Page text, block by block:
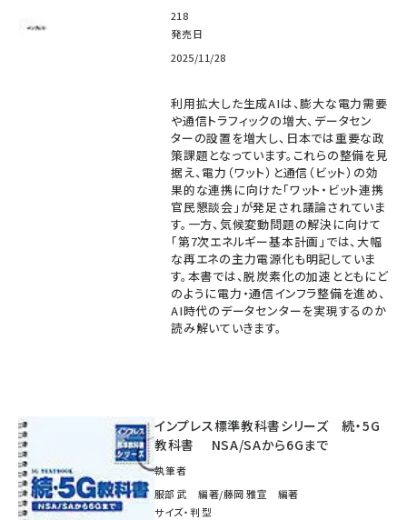
218
発売日
2025/11/28
利用拡大した生成AIは、膨大な電力需要
や通信トラフィックの増大、データセン
ターの設置を増大し、日本では重要な政
策課題となっています。これらの整備を見
据え、電力（ワット）と通信（ビット）の効
果的な連携に向けた「ワット・ビット連携
官民懇談会」が発足され議論されていま
す。一方、気候変動問題の解決に向けて
「第7次エネルギー基本計画」では、大幅
な再エネの主力電源化も明記していま
す。本書では、脱炭素化の加速とともにど
のように電力・通信インフラ整備を進め、
AI時代のデータセンターを実現するのか
読み解いていきます。
インプレス標準教科書シリーズ 続・5G
教科書 NSA/SAから6Gまで
執筆者
服部 武 編著/藤岡 雅宣 編著
サイズ・判型